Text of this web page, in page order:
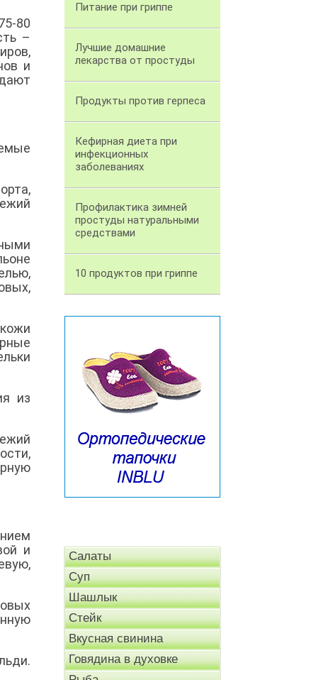
80
–
и
из
и
Питание при гриппе
Лучшие домашние
лекарства от простуды
Продукты против герпеса
Кефирная диета при
инфекционных
заболеваниях
Профилактика зимней
простуды натуральными
средствами
10 продуктов при гриппе
Салаты
Суп
Шашлык
Стейк
Вкусная свинина
Говядина в духовке